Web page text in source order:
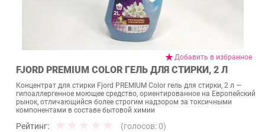
Добавить в избранное
FJORD PREMIUM COLOR ГЕЛЬ ДЛЯ СТИРКИ, 2 Л
Концентрат для стирки Fjord PREMIUM Color гель для стирки, 2 л —
гипоаллергенное моющее средство, ориентированное на Европейский
рынок, отличающийся более строгим надзором за токсичными
компонентами в составе бытовой химии
Рейтинг: (голосов: 0)